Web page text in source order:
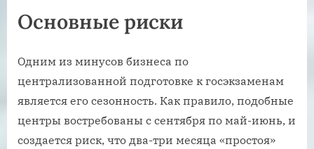
Основные риски
Одним из минусов бизнеса по
централизованной подготовке к госэкзаменам
является его сезонность. Как правило, подобные
центры востребованы с сентября по май-июнь, и
создается риск, что два-три месяца «простоя»